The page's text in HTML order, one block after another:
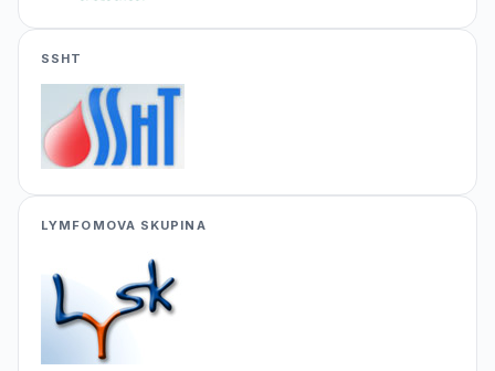
SSHT
LYMFOMOVA SKUPINA